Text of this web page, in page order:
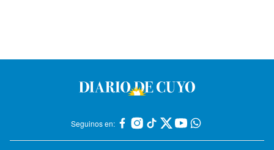
Seguinos en: